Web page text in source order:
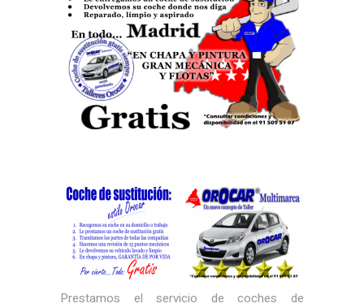
Prestamos el servicio de coches de